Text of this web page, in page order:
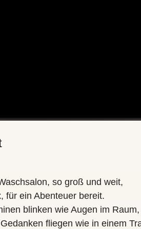
so groß und weit,
für ein Abenteuer bereit.
blinken wie Augen im Raum,
fliegen wie in einem